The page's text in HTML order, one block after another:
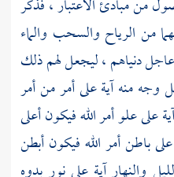
من مبادئ الاعتبار ، فذكر
من الرياح والسحب والماء
عاجل دنياهم ، ليجعل لهم ذلك
وجه منه آية على أمر من أمر
على علو أمر الله فيكون أعلى
باطن أمر الله فيكون أبطن